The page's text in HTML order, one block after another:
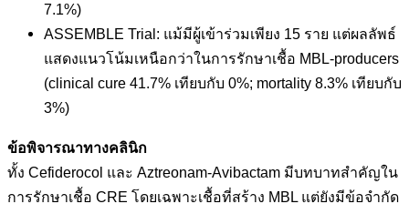
7.1%)
ASSEMBLE Trial: แม้มีผู้เข้าร่วมเพียง 15 ราย แต่ผลลัพธ์
แสดงแนวโน้มเหนือกว่าในการรักษาเชื้อ MBL-producers
(clinical cure 41.7% เทียบกับ 0%; mortality 8.3% เทียบกับ
3%)
ข้อพิจารณาทางคลินิก
ทั้ง Cefiderocol และ Aztreonam-Avibactam มีบทบาทสำคัญใน
การรักษาเชื้อ CRE โดยเฉพาะเชื้อที่สร้าง MBL แต่ยังมีข้อจำกัด